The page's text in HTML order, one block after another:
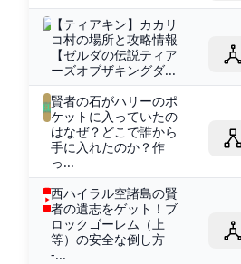
【ティアキン】カカリ
コ村の場所と攻略情報
【ゼルダの伝説ティア
ーズオブザキングダ...
賢者の石がハリーのポ
ケットに入っていたの
はなぜ？どこで誰から
手に入れたのか？作
っ...
西ハイラル空諸島の賢
者の遺志をゲット！ブ
ロックゴーレム（上
等）の安全な倒し方
-...